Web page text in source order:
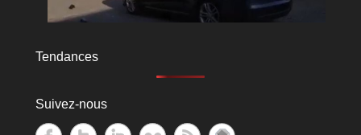
Tendances
Suivez-nous